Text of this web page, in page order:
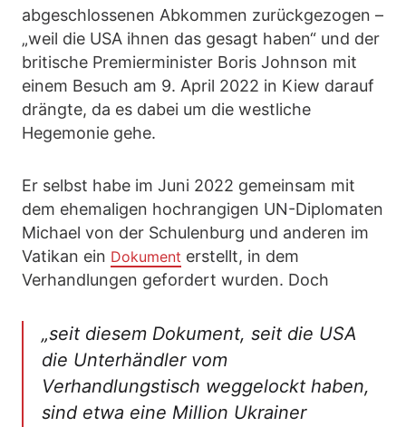
abgeschlossenen Abkommen zurückgezogen –
„weil die USA ihnen das gesagt haben“ und der
britische Premierminister Boris Johnson mit
einem Besuch am 9. April 2022 in Kiew darauf
drängte, da es dabei um die westliche
Hegemonie gehe.
Er selbst habe im Juni 2022 gemeinsam mit
dem ehemaligen hochrangigen UN-Diplomaten
Michael von der Schulenburg und anderen im
Vatikan ein Dokument erstellt, in dem
Verhandlungen gefordert wurden. Doch
„seit diesem Dokument, seit die USA
die Unterhändler vom
Verhandlungstisch weggelockt haben,
sind etwa eine Million Ukrainer